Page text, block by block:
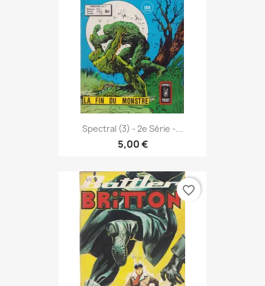
Spectral (3) - 2e Série -...
5,00 €
favorite_border